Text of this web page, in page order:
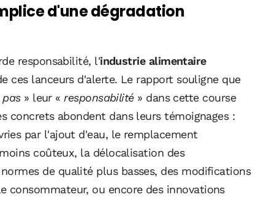
d'une dégradation
responsabilité, l'industrie alimentaire
ces lanceurs d'alerte. Le rapport souligne que
» leur « responsabilité» dans cette course
concrets abondent dans leurs témoignages :
par l'ajout d'eau, le remplacement
coûteux, la délocalisation des
de qualité plus basses, des modifications
consommateur, ou encore des innovations